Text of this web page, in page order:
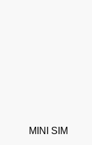
MINI SIM